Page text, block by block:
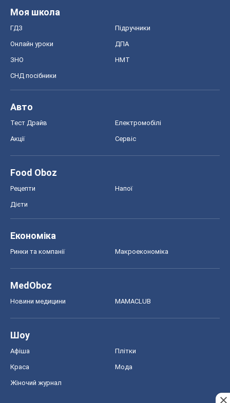
Моя школа
ГДЗ Підручники
Онлайн уроки ДПА
ЗНО НМТ
СНД посібники
Авто
Тест Драйв Електромобілі
Акції Сервіс
Food Oboz
Рецепти Напої
Дієти
Економіка
Ринки та компанії Макроекономіка
MedOboz
Новини медицини MAMACLUB
Шоу
Афіша Плітки
Краса Мода
Жіночий журнал